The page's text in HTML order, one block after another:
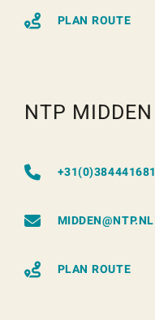
PLAN ROUTE
NTP MIDDEN
+31(0)384441681
MIDDEN@NTP.NL
PLAN ROUTE